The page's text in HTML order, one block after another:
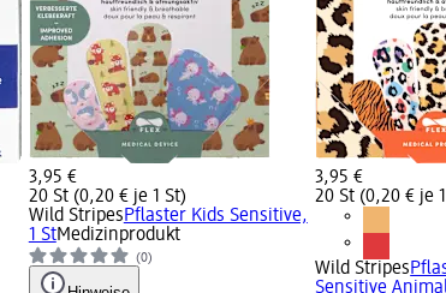
3,95 €
20 St (0,20 € je 1 St)
Wild StripesPflaster Kids Sensitive,
1 StMedizinprodukt
(0)
3,95 €
20 St (0,20 € je
Wild Stripes
Sensitive